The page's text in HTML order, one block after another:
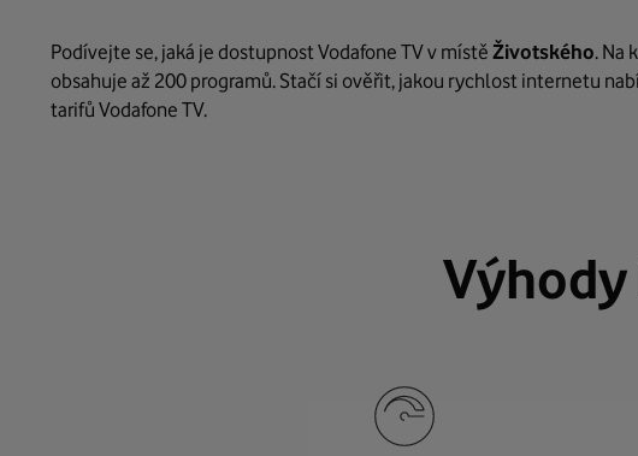
Podívejte se, jaká je dostupnost Vodafone TV v místě Životského. Na
obsahuje až 200 programů. Stačí si ověřit, jakou rychlost internetu
tarifů Vodafone TV.